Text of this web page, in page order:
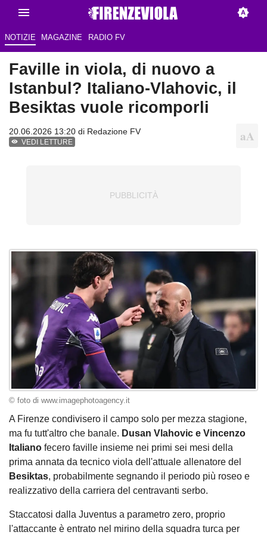
NOTIZIE MAGAZINE RADIO FV
Faville in viola, di nuovo a
Istanbul? Italiano-Vlahovic, il
Besiktas vuole ricomporli
20.06.2026 13:20 di Redazione FV
VEDI LETTURE
© foto di www.imagephotoagency.it
A Firenze condivisero il campo solo per mezza stagione,
ma fu tutt'altro che banale. Dusan Vlahovic e Vincenzo
Italiano fecero faville insieme nei primi sei mesi della
prima annata da tecnico viola dell'attuale allenatore del
Besiktas, probabilmente segnando il periodo più roseo e
realizzativo della carriera del centravanti serbo.
Staccatosi dalla Juventus a parametro zero, proprio
l'attaccante è entrato nel mirino della squadra turca per